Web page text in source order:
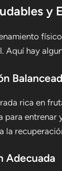
y
Aquí hay
rica en
para entrenar
la
Adecuada